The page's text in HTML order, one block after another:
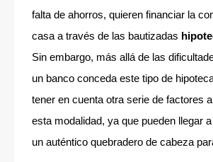
falta de ahorros, quieren financiar la
casa a través de las bautizadas
Sin embargo, más allá de las
un banco conceda este tipo de
tener en cuenta otra serie de factores
esta modalidad, ya que pueden llegar
un auténtico quebradero de cabeza